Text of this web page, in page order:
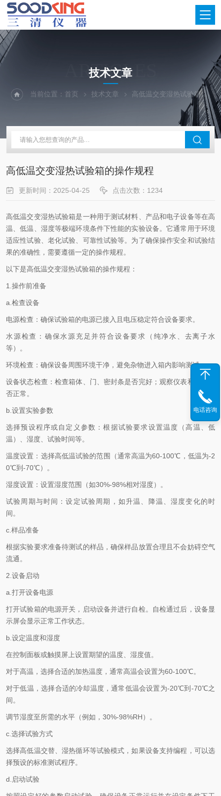
ARTICLES
技术文章
当前位置：首页 技术文章 高低温交变湿热试验箱的操作规程
高低温交变湿热试验箱的操作规程
更新时间：2025-04-25 点击次数：1234
高低温交变湿热试验箱是一种用于测试材料、产品和电子设备等在高
温、低温、湿度等极端环境条件下性能的实验设备。它通常用于环境
适应性试验、老化试验、可靠性试验等。为了确保操作安全和试验结
果的准确性，需要遵循一定的操作规程。
以下是高低温交变湿热试验箱的操作规程：
1.操作前准备
a.检查设备
电源检查：确保试验箱的电源已接入且电压稳定符合设备要求。
水源检查：确保水源充足并符合设备要求（纯净水、去离子水
等）。
环境检查：确保设备周围环境干净，避免杂物进入箱内影响测试。
设备状态检查：检查箱体、门、密封条是否完好；观察仪表和按钮是
否正常。
b.设置实验参数
选择预设程序或自定义参数：根据试验要求设置温度（高温、低
温）、湿度、试验时间等。
温度设置：选择高低温试验的范围（通常高温为60-100℃，低温为-2
0℃到-70℃）。
湿度设置：设置湿度范围（如30%-98%相对湿度）。
试验周期与时间：设定试验周期，如升温、降温、湿度变化的时
间。
c.样品准备
根据实验要求准备待测试的样品，确保样品放置合理且不会妨碍空气
流通。
2.设备启动
a.打开设备电源
打开试验箱的电源开关，启动设备并进行自检。自检通过后，设备显
示屏会显示正常工作状态。
b.设定温度和湿度
在控制面板或触摸屏上设置期望的温度、湿度值。
对于高温，选择合适的加热温度，通常高温会设置为60-100℃。
对于低温，选择合适的冷却温度，通常低温会设置为-20℃到-70℃之
间。
调节湿度至所需的水平（例如，30%-98%RH）。
c.选择试验方式
选择高低温交替、湿热循环等试验模式，如果设备支持编程，可以选
择预设的标准测试程序。
d.启动试验
电话咨询